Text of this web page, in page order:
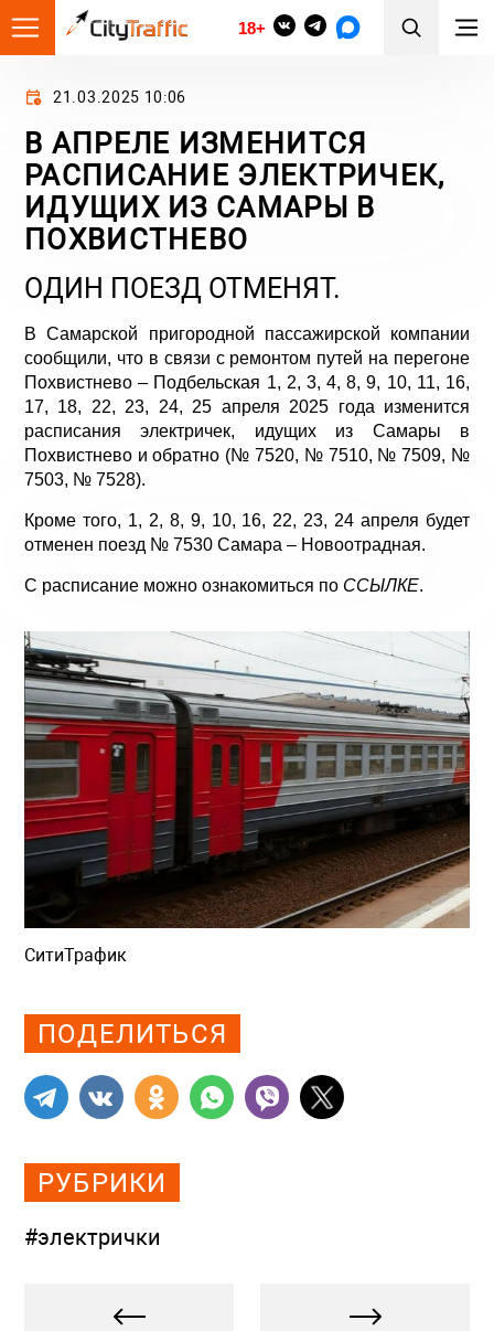
18+
21.03.2025 10:06
В АПРЕЛЕ ИЗМЕНИТСЯ
РАСПИСАНИЕ ЭЛЕКТРИЧЕК,
ИДУЩИХ ИЗ САМАРЫ В
ПОХВИСТНЕВО
ОДИН ПОЕЗД ОТМЕНЯТ.
В Самарской пригородной пассажирской компании
сообщили, что в связи с ремонтом путей на перегоне
Похвистнево – Подбельская 1, 2, 3, 4, 8, 9, 10, 11, 16,
17, 18, 22, 23, 24, 25 апреля 2025 года изменится
расписания электричек, идущих из Самары в
Похвистнево и обратно (№ 7520, № 7510, № 7509, №
7503, № 7528).
Кроме того, 1, 2, 8, 9, 10, 16, 22, 23, 24 апреля будет
отменен поезд № 7530 Самара – Новоотрадная.
С расписание можно ознакомиться по ССЫЛКЕ.
СитиТрафик
ПОДЕЛИТЬСЯ
РУБРИКИ
#электрички